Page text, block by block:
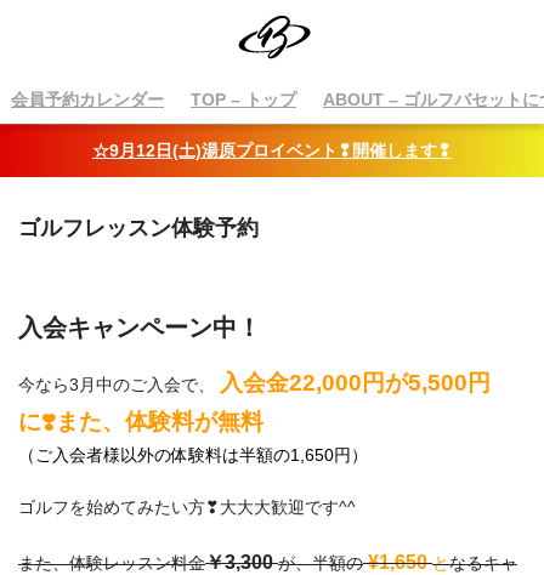
会員予約カレンダー TOP – トップ ABOUT – ゴルフバセットに
☆9月12日(土)湯原プロイベント❢開催します❢
ゴルフレッスン体験予約
入会キャンペーン中！
今なら3月中のご入会で、
入会金22,000円が5,500円
に❣️また、体験料が無料
（ご入会者様以外の体験料は半額の1,650円）
ゴルフを始めてみたい方❣大大大歓迎です^^
また、体験レッスン料金￥3,300が、半額の¥1,650となるキャ